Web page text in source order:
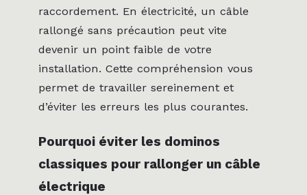
raccordement. En électricité, un câble
rallongé sans précaution peut vite
devenir un point faible de votre
installation. Cette compréhension vous
permet de travailler sereinement et
d’éviter les erreurs les plus courantes.
Pourquoi éviter les dominos
classiques pour rallonger un câble
électrique